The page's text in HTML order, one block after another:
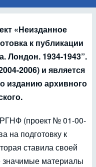
«Неизданное
к публикации
Лондон. 1934-1943”.
2006) и является
изданию архивного
(проект № 01-00-
на подготовку к
ставила своей
значимые материалы